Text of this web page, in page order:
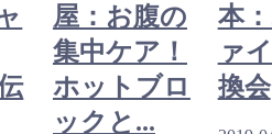
屋：お腹の
集中ケア！
ホットブロ
ックと...
本
ァ
換会